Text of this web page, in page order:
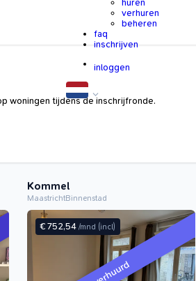
huren
verhuren
beheren
faq
inschrijven
inloggen
woningen tijdens de inschrijfronde.
Kommel
MaastrichtBinnenstad
€ 752,54/mnd (incl)
verhuurd